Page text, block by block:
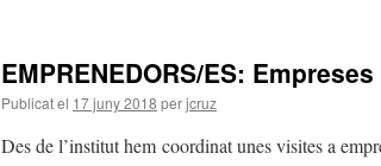
EMPRENEDORS/ES:
Publicat el 17 juny 2018 perjcruz
Des de l’institut hem coordinat unes visites a